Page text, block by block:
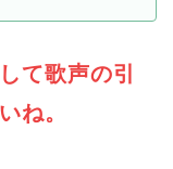
て歌声の引
ね。